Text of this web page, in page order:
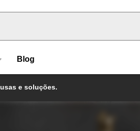
Blog
e soluções.